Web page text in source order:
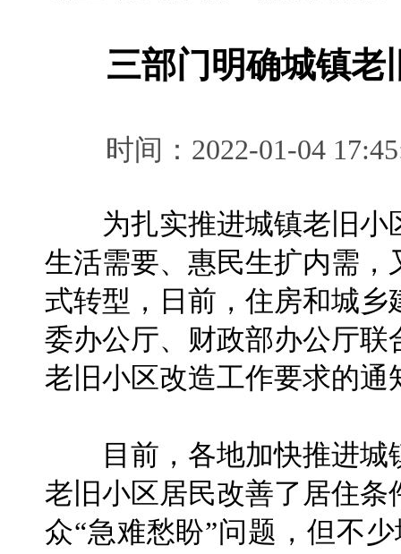
三部门明确城镇老
时间：2022-01-04
为扎实推进城镇老旧小
生活需要、惠民生扩内需
式转型，日前，住房和城
委办公厅、财政部办公厅
老旧小区改造工作要求的通
目前，各地加快推进城
老旧小区居民改善了居住
众“急难愁盼”问题，但不